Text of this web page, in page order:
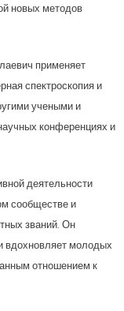
новых методов
применяет
спектроскопия и
учеными и
конференциях и
деятельности
сообществе и
званий. Он
вдохновляет молодых
отношением к